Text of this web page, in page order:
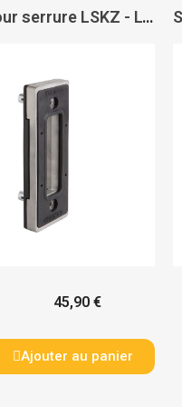
Gâche pour serrure LSKZ - LOCINOX
45,90 €
Ajouter au panier